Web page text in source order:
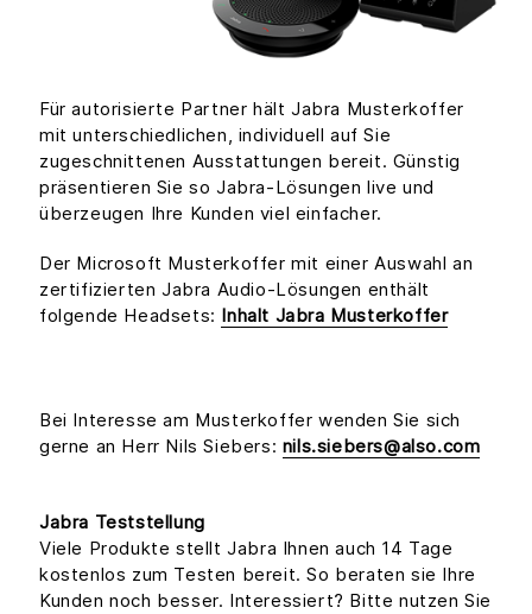
Für autorisierte Partner hält Jabra Musterkoffer
mit unterschiedlichen, individuell auf Sie
zugeschnittenen Ausstattungen bereit. Günstig
präsentieren Sie so Jabra-Lösungen live und
überzeugen Ihre Kunden viel einfacher.
Der Microsoft Musterkoffer mit einer Auswahl an
zertifizierten Jabra Audio-Lösungen enthält
folgende Headsets: Inhalt Jabra Musterkoffer
Bei Interesse am Musterkoffer wenden Sie sich
gerne an Herr Nils Siebers: nils.siebers@also.com
Jabra Teststellung
Viele Produkte stellt Jabra Ihnen auch 14 Tage
kostenlos zum Testen bereit. So beraten sie Ihre
Kunden noch besser. Interessiert? Bitte nutzen Sie